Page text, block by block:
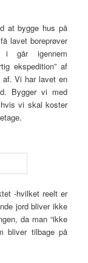
at bygge hus på
lavet boreprøver
går igennem
ekspedition” af
Vi har lavet en
Bygger vi med
vi skal koster
-hvilket reelt er
jord bliver ikke
da man “ikke
bliver tilbage på